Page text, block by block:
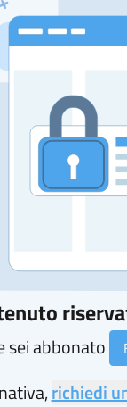
sei abbonato
richiedi